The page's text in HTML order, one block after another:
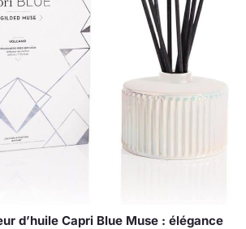
d’huile Capri Blue Muse : élégance